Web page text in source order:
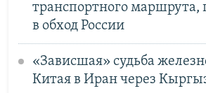
транспортного маршрута,
в обход России
«Зависшая» судьба
Китая в Иран через